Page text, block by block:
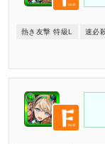
熱き友撃 特級L 速必